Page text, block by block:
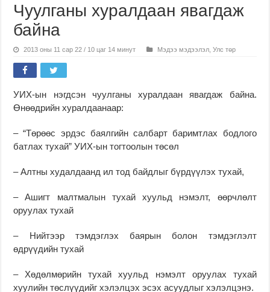
Чуулганы хуралдаан явагдаж
байна
2013 оны 11 сар 22 / 10 цаг 14 минут Мэдээ мэдээлэл ,Улс төр
УИХ-ын нэгдсэн чуулганы хуралдаан явагдаж байна.
Өнөөдрийн хуралдаанаар:
– “Төрөөс эрдэс баялгийн салбарт баримтлах бодлого
батлах тухай” УИХ-ын тогтоолын төсөл
– Алтны худалдаанд ил тод байдлыг бүрдүүлэх тухай,
– Ашигт малтмалын тухай хуульд нэмэлт, өөрчлөлт
оруулах тухай
– Нийтээр тэмдэглэх баярын болон тэмдэглэлт
өдрүүдийн тухай
– Хөдөлмөрийн тухай хуульд нэмэлт оруулах тухай
хуулийн төслүүдийг хэлэлцэх эсэх асуудлыг хэлэлцэнэ.